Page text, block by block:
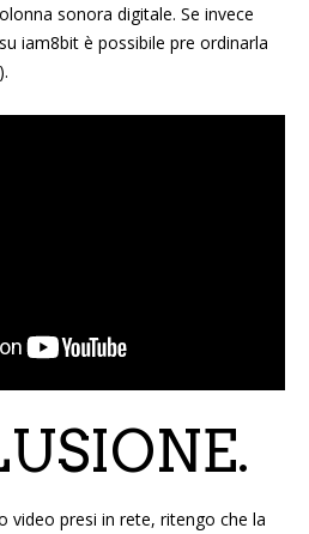
sonora digitale. Se invece
iam8bit è possibile pre ordinarla
video presi in rete, ritengo che la